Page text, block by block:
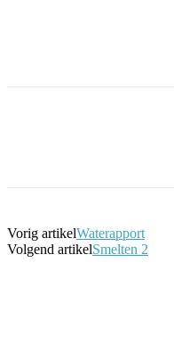
Vorig artikelWaterapport
Volgend artikelSmelten 2